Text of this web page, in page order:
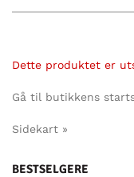
Dette produktet er
Gå til butikkens
Sidekart »
BESTSELGERE